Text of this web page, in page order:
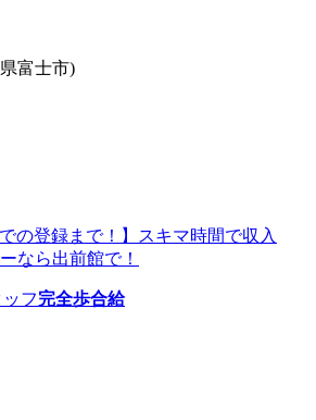
富士市)
の登録まで！】スキマ時間で収入
なら出前館で！
フ完全歩合給